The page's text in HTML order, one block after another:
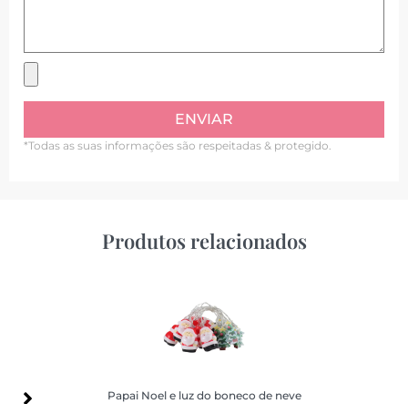
ENVIAR
*Todas as suas informações são respeitadas & protegido.
Produtos relacionados
Papai Noel e luz do boneco de neve
Papai Noel e luz do boneco de neve